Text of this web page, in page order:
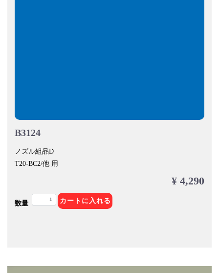
B3124
ノズル組品D
T20-BC2/他 用
¥ 4,290
数量 カートに入れる